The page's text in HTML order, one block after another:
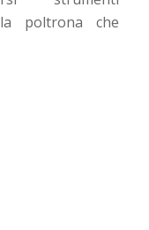
poltrona che